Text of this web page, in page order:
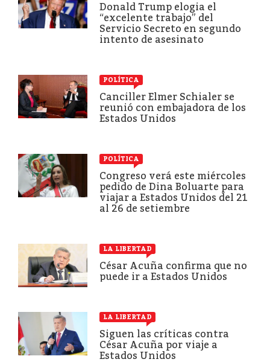
Donald Trump elogia el
“excelente trabajo” del
Servicio Secreto en segundo
intento de asesinato
POLÍTICA
Canciller Elmer Schialer se
reunió con embajadora de los
Estados Unidos
POLÍTICA
Congreso verá este miércoles
pedido de Dina Boluarte para
viajar a Estados Unidos del 21
al 26 de setiembre
LA LIBERTAD
César Acuña confirma que no
puede ir a Estados Unidos
LA LIBERTAD
Siguen las críticas contra
César Acuña por viaje a
Estados Unidos